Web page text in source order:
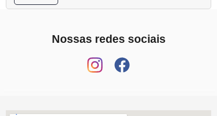
Nossas redes sociais